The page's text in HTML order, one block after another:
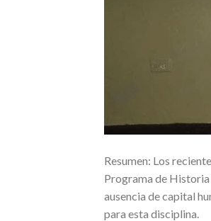
Resumen: Los
Programa de
ausencia de capital
para esta disciplina.